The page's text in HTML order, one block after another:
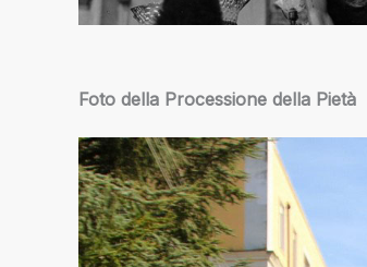
Foto della Processione della Pietà